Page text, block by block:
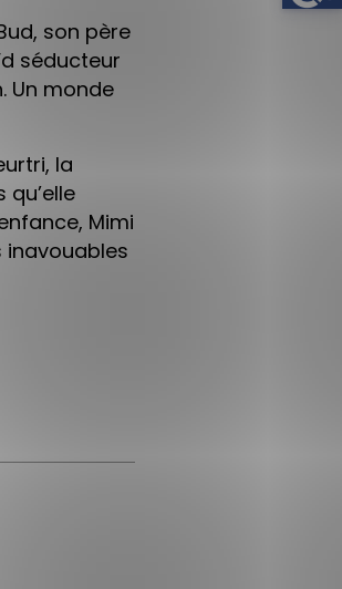
son père
séducteur
Un monde
la
Mimi
inavouables